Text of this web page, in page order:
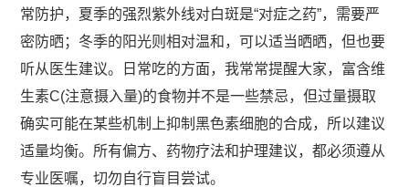
常防护，夏季的强烈紫外线对白斑是“对症之药”，需要严
密防晒；冬季的阳光则相对温和，可以适当晒晒，但也要
听从医生建议。日常吃的方面，我常常提醒大家，富含维
生素C(注意摄入量)的食物并不是一些禁忌，但过量摄取
确实可能在某些机制上抑制黑色素细胞的合成，所以建议
适量均衡。所有偏方、药物疗法和护理建议，都必须遵从
专业医嘱，切勿自行盲目尝试。